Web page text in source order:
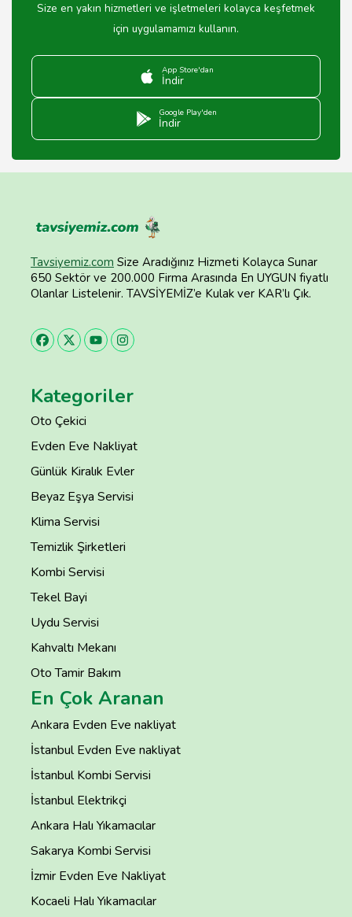
Size en yakın hizmetleri ve işletmeleri kolayca keşfetmek
için uygulamamızı kullanın.
App Store'dan
İndir
Google Play'den
İndir
Tavsiyemiz.com Size Aradığınız Hizmeti Kolayca Sunar
650 Sektör ve 200.000 Firma Arasında En UYGUN fiyatlı
Olanlar Listelenir. TAVSİYEMİZ’e Kulak ver KAR’lı Çık.
Kategoriler
Oto Çekici
Evden Eve Nakliyat
Günlük Kiralık Evler
Beyaz Eşya Servisi
Klima Servisi
Temizlik Şirketleri
Kombi Servisi
Tekel Bayi
Uydu Servisi
Kahvaltı Mekanı
Oto Tamir Bakım
En Çok Aranan
Ankara Evden Eve nakliyat
İstanbul Evden Eve nakliyat
İstanbul Kombi Servisi
İstanbul Elektrikçi
Ankara Halı Yıkamacılar
Sakarya Kombi Servisi
İzmir Evden Eve Nakliyat
Kocaeli Halı Yıkamacılar